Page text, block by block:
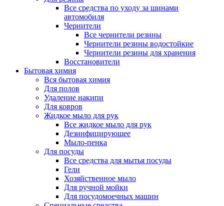
Все средства по уходу за шинами
автомобиля
Чернители
Все чернители резины
Чернители резины водостойкие
Чернители резины для хранения
Восстановители
Бытовая химия
Вся бытовая химия
Для полов
Удаление накипи
Для ковров
Жидкое мыло для рук
Все жидкое мыло для рук
Дезинфицирующее
Мыло-пенка
Для посуды
Все средства для мытья посуды
Гели
Хозяйственное мыло
Для ручной мойки
Для посудомоечных машин